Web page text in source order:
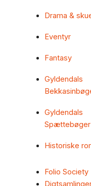
Drama &
Eventyr
Fantasy
Gyldendals
Gyldendals
Spættebøger
Historiske
Folio Society